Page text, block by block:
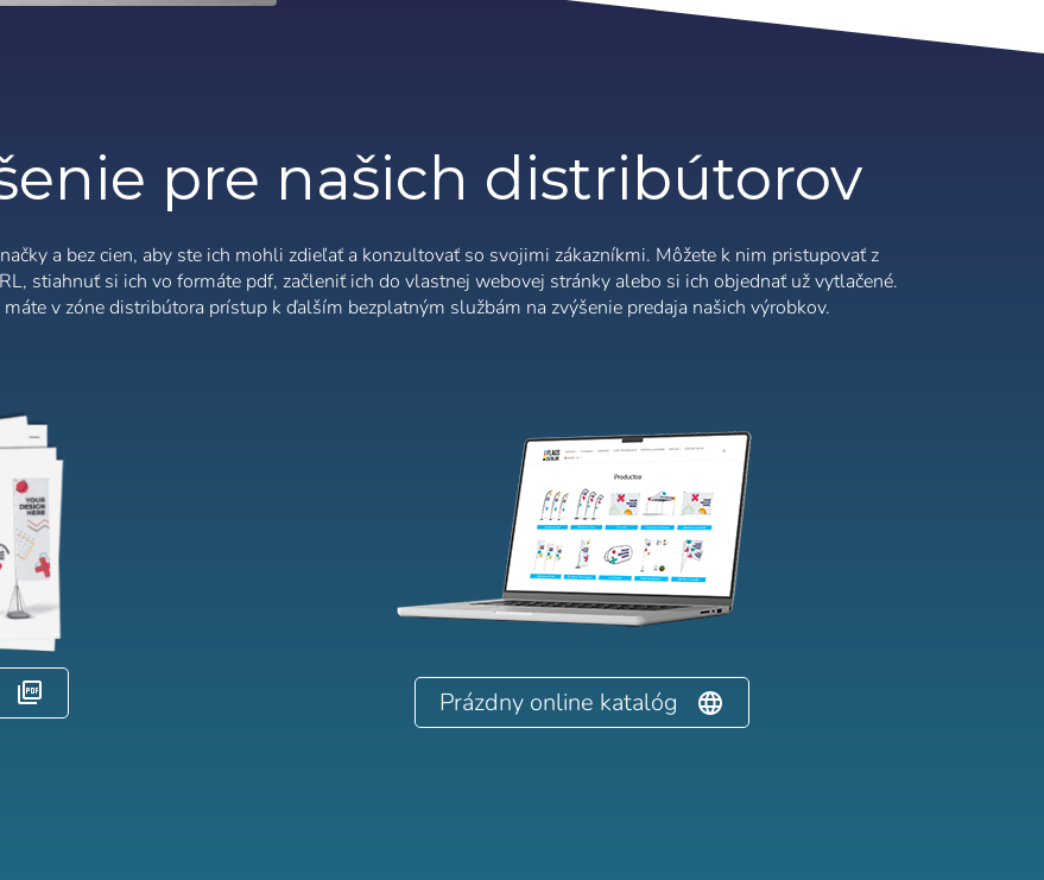
Vytvoriť účet
Slovenčina (Slovak)
Norway
pre našich distribútorov
a bez cien, aby ste ich mohli zdieľať a konzultovať so svojimi zákazníkmi. Môžete k nim pristupovať z
stiahnuť si ich vo formáte pdf, začleniť ich do vlastnej webovej stránky alebo si ich objednať už vytlačené.
v zóne distribútora prístup k ďalším bezplatným službám na zvýšenie predaja našich výrobkov.
Prázdny online katalóg